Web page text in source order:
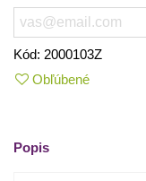
Kód: 2000103Z
Obľúbené
Popis